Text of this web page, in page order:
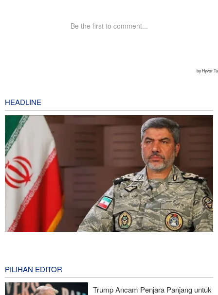
HEADLINE
Foreign Policy: Riyadh Terjepit di Antara Iran dan Ansarullah,
Kebijakan Ini Gagal
PILIHAN EDITOR
Trump Ancam Penjara Panjang untuk